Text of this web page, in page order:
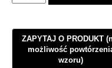
Oświetlenie
Industrialny